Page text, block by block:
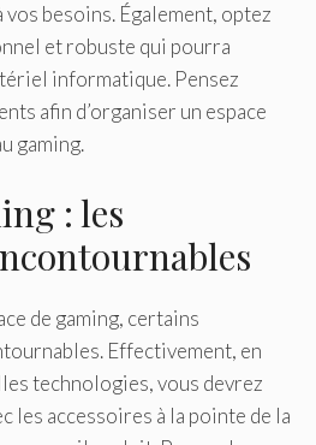
besoins. Également, optez
et robuste qui pourra
informatique. Pensez
afin d’organiser un espace
gaming.
: les
de gaming, certains
Effectivement, en
technologies, vous devrez
les accessoires à la pointe de la